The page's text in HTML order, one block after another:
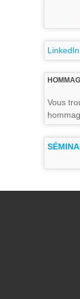
Vous